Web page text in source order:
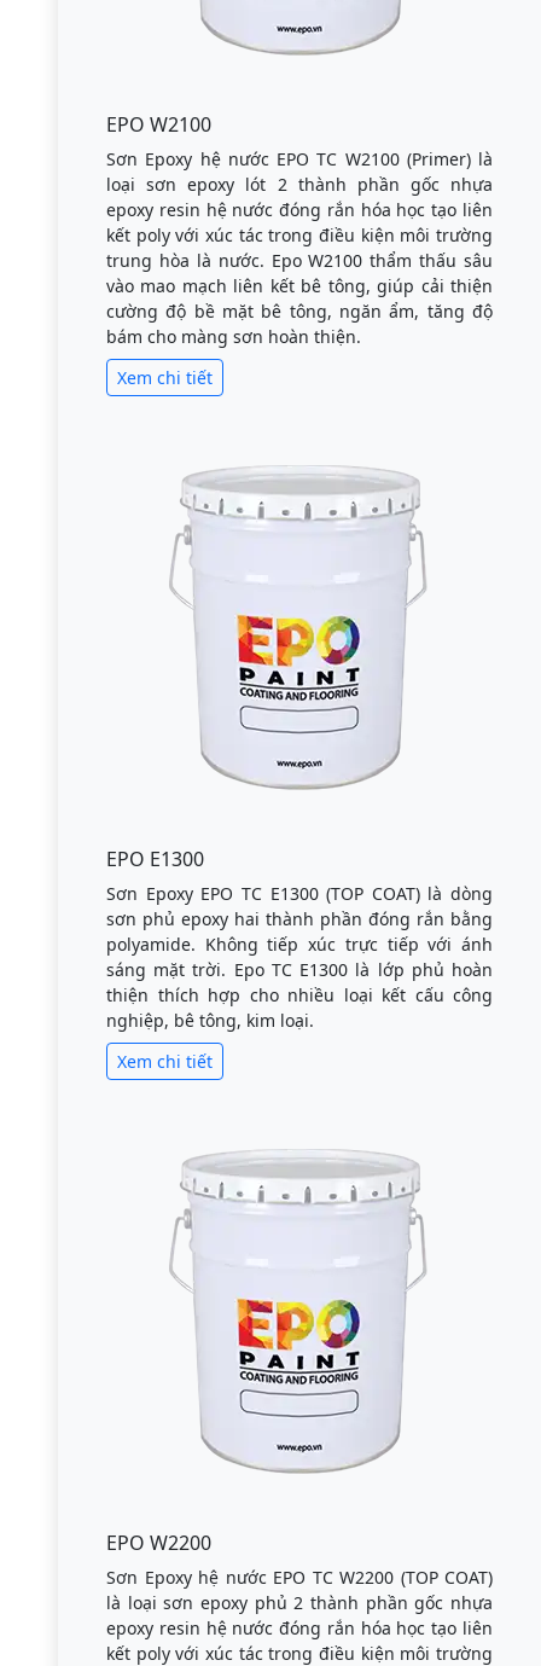
EPO W2100
Sơn Epoxy hệ nước EPO TC W2100 (Primer) là
loại sơn epoxy lót 2 thành phần gốc nhựa
epoxy resin hệ nước đóng rắn hóa học tạo liên
kết poly với xúc tác trong điều kiện môi trường
trung hòa là nước. Epo W2100 thẩm thấu sâu
vào mao mạch liên kết bê tông, giúp cải thiện
cường độ bề mặt bê tông, ngăn ẩm, tăng độ
bám cho màng sơn hoàn thiện.
Xem chi tiết
EPO E1300
Sơn Epoxy EPO TC E1300 (TOP COAT) là dòng
sơn phủ epoxy hai thành phần đóng rắn bằng
polyamide. Không tiếp xúc trực tiếp với ánh
sáng mặt trời. Epo TC E1300 là lớp phủ hoàn
thiện thích hợp cho nhiều loại kết cấu công
nghiệp, bê tông, kim loại.
Xem chi tiết
EPO W2200
Sơn Epoxy hệ nước EPO TC W2200 (TOP COAT)
là loại sơn epoxy phủ 2 thành phần gốc nhựa
epoxy resin hệ nước đóng rắn hóa học tạo liên
kết poly với xúc tác trong điều kiện môi trường